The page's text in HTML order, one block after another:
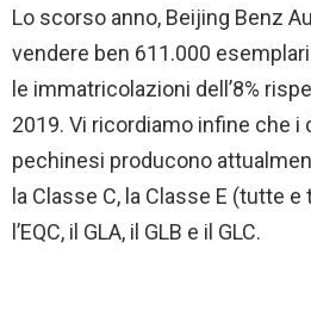
Lo scorso anno, Beijing Benz
vendere ben 611.000
le immatricolazioni dell’8%
2019. Vi ricordiamo infine che i
pechinesi producono
la Classe C, la Classe E (tutte
l’EQC, il GLA, il GLB e il GLC.